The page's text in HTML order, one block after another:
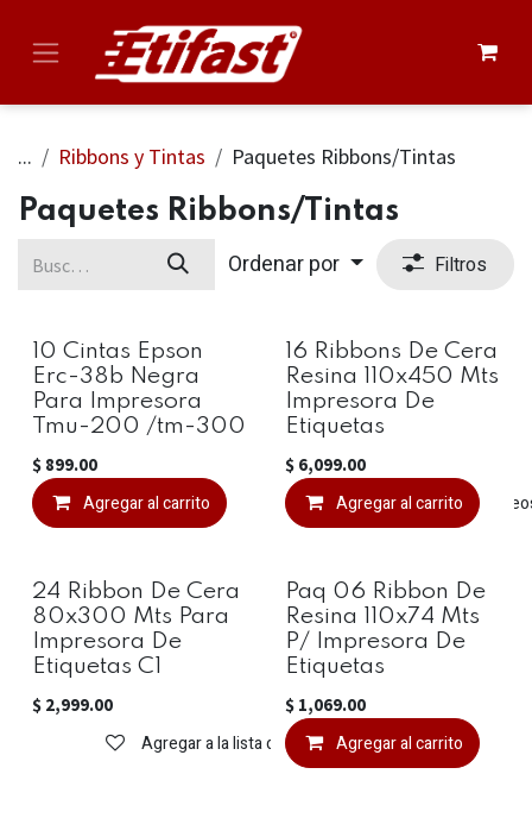
... Ribbons y Tintas Paquetes Ribbons/Tintas
Paquetes Ribbons/Tintas
Ordenar por Filtros
10 Cintas Epson
Erc-38b Negra
Para Impresora
Tmu-200 /tm-300
$ 899.00
Agregar al carrito Agregar a la lista de
16 Ribbons De Cera
Resina 110x450 Mts
Impresora De
Etiquetas
$ 6,099.00
Agregar al carrito
24 Ribbon De Cera
80x300 Mts Para
Impresora De
Etiquetas C1
$ 2,999.00
Agregar a la lista de deseos
Paq 06 Ribbon De
Resina 110x74 Mts
P/ Impresora De
Etiquetas
$ 1,069.00
Agregar al carrito